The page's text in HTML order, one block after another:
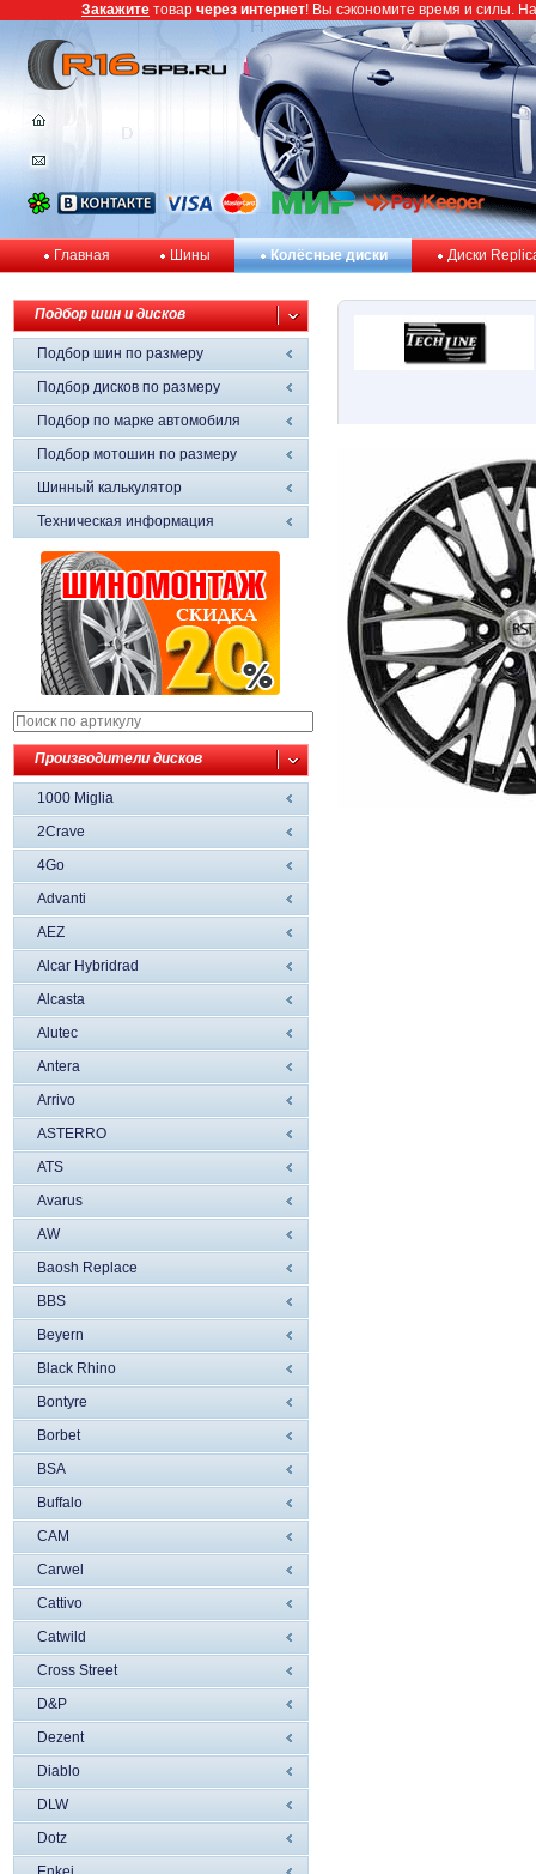
Главная Шины Колёсные диски Диски
Подбор шин и дисков
Подбор шин по размеру
Подбор дисков по размеру
Подбор по марке автомобиля
Подбор мотошин по размеру
Шинный калькулятор
Техническая информация
Производители дисков
1000 Miglia
2Crave
4Go
Advanti
AEZ
Alcar Hybridrad
Alcasta
Alutec
Antera
Arrivo
ASTERRO
ATS
Avarus
AW
Baosh Replace
BBS
Beyern
Black Rhino
Bontyre
Borbet
BSA
Buffalo
CAM
Carwel
Cattivo
Catwild
Cross Street
D&P
Dezent
Diablo
DLW
Dotz
Закажите товар через интернет! Вы сэкономите время и силы.